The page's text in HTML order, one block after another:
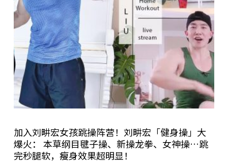
加入刘畊宏女孩跳操阵营！刘畊宏「健身操」大
爆火： 本草纲目毽子操、新操龙拳、女神操…跳
完秒腿软，瘦身效果超明显！